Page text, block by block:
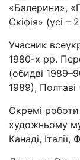
«Балерини»,
Скіфія» (усі –
Учасник
1980-х рр.
(обидві
1989),
Окремі
художньому
Канаді, Італії,